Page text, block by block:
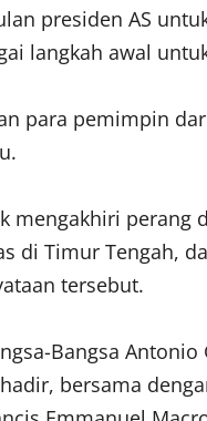
presiden AS
langkah awal
para pemimpin
mengakhiri perang
di Timur Tengah,
tersebut.
Bangsa
bersama